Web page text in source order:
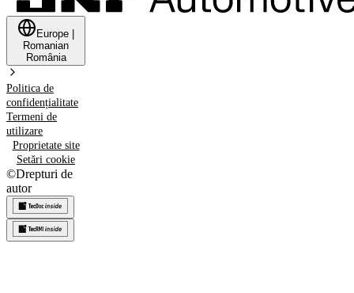
Europe
Romanian
România
Politica de
confidențialitate
Termeni de
utilizare
Proprietate site
Setări cookie
©Drepturi de
autor